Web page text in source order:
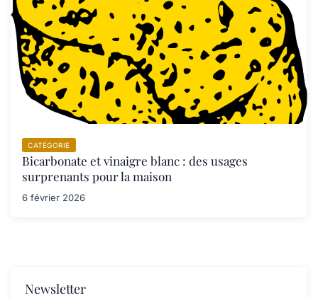
CATÉGORIE
Bicarbonate et vinaigre blanc : des usages
surprenants pour la maison
6 février 2026
Newsletter